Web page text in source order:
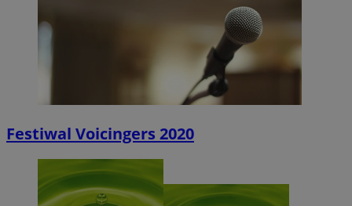
Festiwal Voicingers 2020